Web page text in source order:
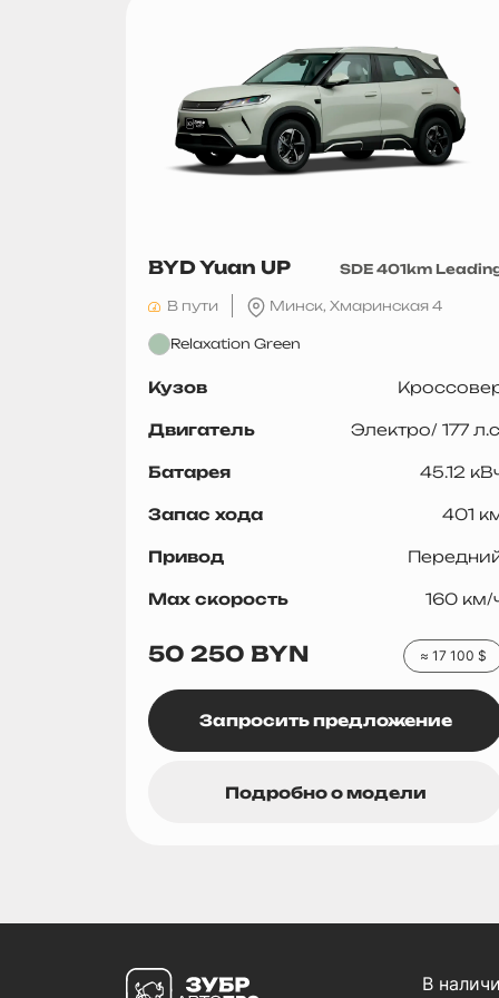
BYD Yuan UP SDE 401km
В пути Минск, Хмаринская 4
Relaxation Green
Кузов
Двигатель Электро/ 177
Батарея 45.12
Запас хода 401
Привод
Max скорость 160 км/
50 250 BYN ≈ 17 100 $
Запросить предложение
Подробно о модели
В